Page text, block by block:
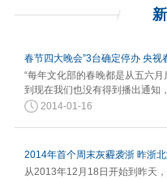
春节四大晚会”3台确定停办 央视
“每年文化部的春晚都是从五六
到现在我们也没有得到播出通知
2014-01-16
2014年首个周末灰霾袭浙 昨浙
从2013年12月18日开始到昨天